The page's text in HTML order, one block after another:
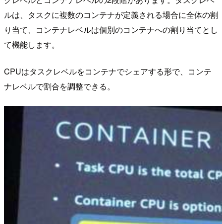
ルは、タスクに複数のコンテナが定義される場合に全体の割
り当て、コンテナレベルは個別のコンテナへの割り当てとし
て機能します。
CPUはタスクレベルをコンテナでシェアする形で、コンテ
ナレベルで割合を調整できる。